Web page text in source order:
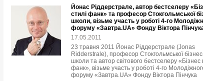
Йонас Ріддерстрале, автор бестселеру
стилі фанк» та професор Стокгольмської
школи, візьме участь у роботі 4-го
форуму «Завтра.UA» Фонду Віктора
17.05.2011
23 травня 2011 Йонас Ріддерстрале (Jonas
Ridderstrale), професор Стокгольмської
школи та автор світового бестселеру «Бізнес
фанк», візьме участь у роботі 4-го
форуму «Завтра.UA» Фонду Віктора Пінчука